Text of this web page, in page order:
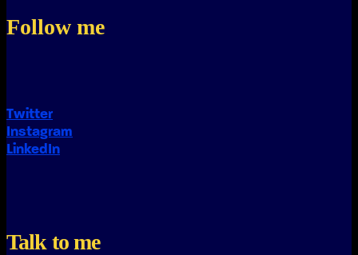
Follow me
Twitter
Instagram
LinkedIn
Talk to me